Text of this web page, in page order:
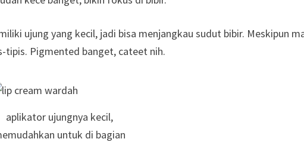
ujung yang kecil, jadi bisa menjangkau sudut bibir. Meskipun
Pigmented banget, cateet nih.
aplikator ujungnya kecil,
untuk di bagian